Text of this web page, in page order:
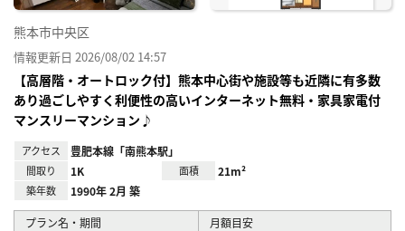
熊本市中央区
情報更新日 2026/08/02 14:57
【高層階・オートロック付】熊本中心街や施設等も近隣に有多数
あり過ごしやすく利便性の高いインターネット無料・家具家電付
マンスリーマンション♪
アクセス 豊肥本線「南熊本駅」
間取り 1K 面積 21m²
築年数 1990年 2月 築
プラン名・期間
月額目安